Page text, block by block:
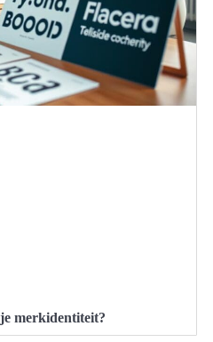
merkidentiteit?